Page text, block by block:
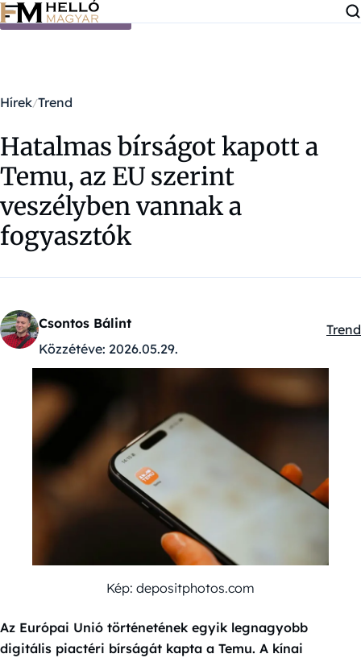
Ugrás a tartalomra
Hírek Trend
Hatalmas bírságot kapott a
Temu, az EU szerint
veszélyben vannak a
fogyasztók
Csontos Bálint
Közzétéve: 2026.05.29.
Trend
Kép: depositphotos.com
Az Európai Unió történetének egyik legnagyobb
digitális piactéri bírságát kapta a Temu. A kínai